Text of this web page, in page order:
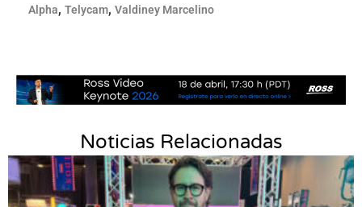
Alpha, Telycam, Valdiney Marcelino
Noticias Relacionadas